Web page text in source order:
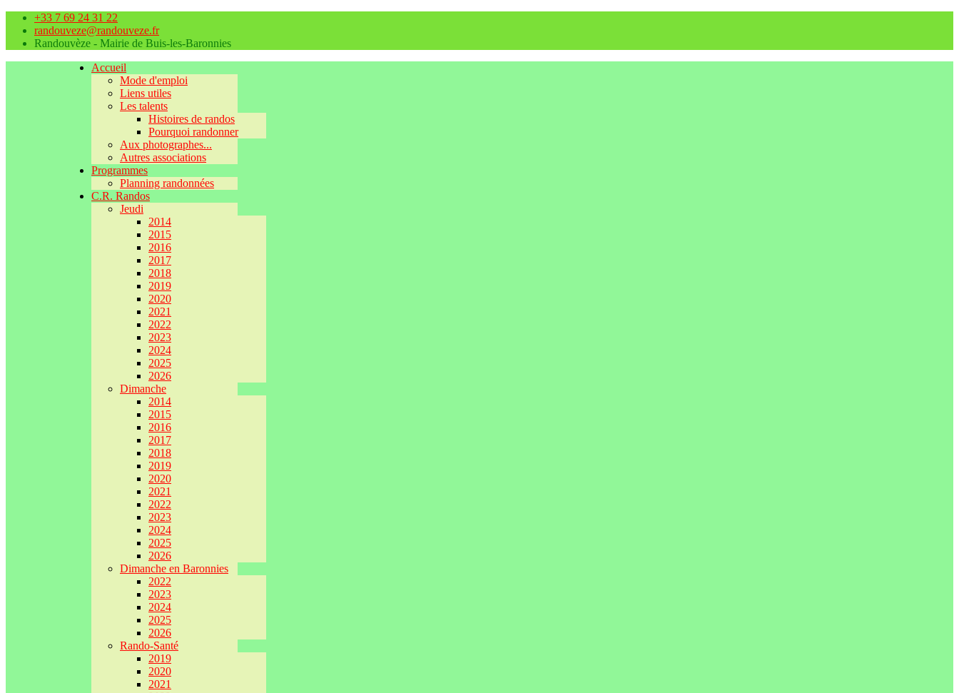
+33 7 69 24 31 22
randouveze@randouveze.fr
Randouvèze - Mairie de Buis-les-Baronnies
Accueil
Mode d'emploi
Liens utiles
Les talents
Histoires de randos
Pourquoi randonner
Aux photographes...
Autres associations
Programmes
Planning randonnées
C.R. Randos
Jeudi
2014
2015
2016
2017
2018
2019
2020
2021
2022
2023
2024
2025
2026
Dimanche
2014
2015
2016
2017
2018
2019
2020
2021
2022
2023
2024
2025
2026
Dimanche en Baronnies
2022
2023
2024
2025
2026
Rando-Santé
2019
2020
2021